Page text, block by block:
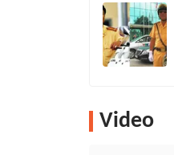
Video